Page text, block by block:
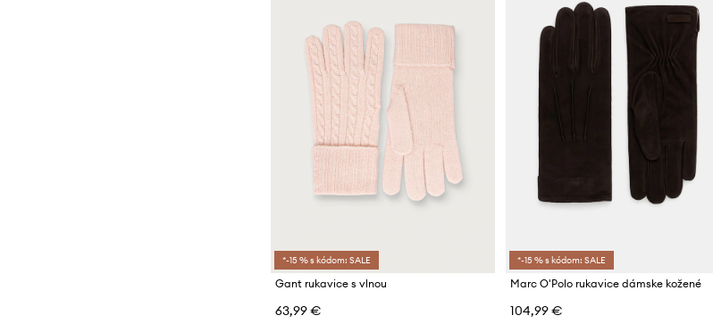
*-15 % s kódom: SALE
Gant rukavice s vlnou
63,99 €
*-15 % s kódom: SALE
Marc O'Polo rukavice dámske kožené
104,99 €